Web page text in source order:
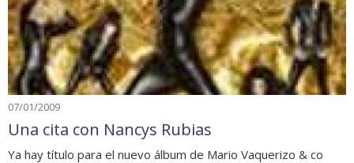
07/01/2009
Una cita con Nancys Rubias
Ya hay título para el nuevo álbum de Mario Vaquerizo & co